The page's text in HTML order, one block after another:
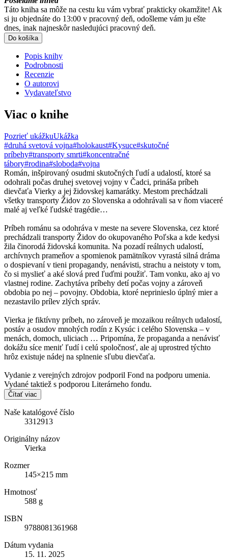
Táto kniha sa môže na cestu ku vám vybrať prakticky okamžite! Ak
si ju objednáte do 13:00 v pracovný deň, odošleme vám ju ešte
dnes, inak najneskôr nasledujúci pracovný deň.
Do košíka
Popis knihy
Podrobnosti
Recenzie
O autorovi
Vydavateľstvo
Viac o knihe
Pozrieť ukážkuUkážka
#druhá svetová vojna#holokaust#Kysuce#skutočné
príbehy#transporty smrti#koncentračné
tábory#rodina#sloboda#vojna
Román, inšpirovaný osudmi skutočných ľudí a udalostí, ktoré sa
odohrali počas druhej svetovej vojny v Čadci, prináša príbeh
dievčaťa Vierky a jej židovskej kamarátky. Mestom prechádzali
všetky transporty Židov zo Slovenska a odohrávali sa v ňom viaceré
malé aj veľké ľudské tragédie…
Príbeh románu sa odohráva v meste na severe Slovenska, cez ktoré
prechádzali transporty Židov do okupovaného Poľska a kde kedysi
žila činorodá židovská komunita. Na pozadí reálnych udalostí,
archívnych prameňov a spomienok pamätníkov vyrastá silná dráma
o dospievaní v tieni propagandy, nenávisti, strachu a neistoty v tom,
čo si myslieť a aké slová pred ľuďmi použiť. Tam vonku, ako aj vo
vlastnej rodine. Zachytáva príbehy detí počas vojny a zároveň
obdobia po nej – povojny. Obdobia, ktoré neprinieslo úplný mier a
nezastavilo prílev zlých správ.
Vierka je fiktívny príbeh, no zároveň je mozaikou reálnych udalostí,
postáv a osudov mnohých rodín z Kysúc i celého Slovenska – v
menách, domoch, uliciach … Pripomína, že propaganda a nenávisť
dokážu síce meniť ľudí i celú spoločnosť, ale aj uprostred týchto
hrôz existuje nádej na splnenie sľubu dievčaťa.
Vydanie z verejných zdrojov podporil Fond na podporu umenia.
Vydané taktiež s podporou Literárneho fondu.
Čítať viac
Naše katalógové číslo
3312913
Originálny názov
Vierka
Rozmer
145×215 mm
Hmotnosť
588 g
ISBN
9788081361968
Dátum vydania
15. 11. 2025